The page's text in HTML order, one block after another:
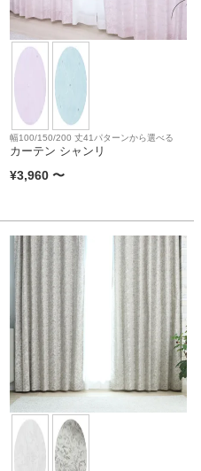
幅100/150/200 丈41パターンから選べる
カーテン シャンリ
¥3,960 〜